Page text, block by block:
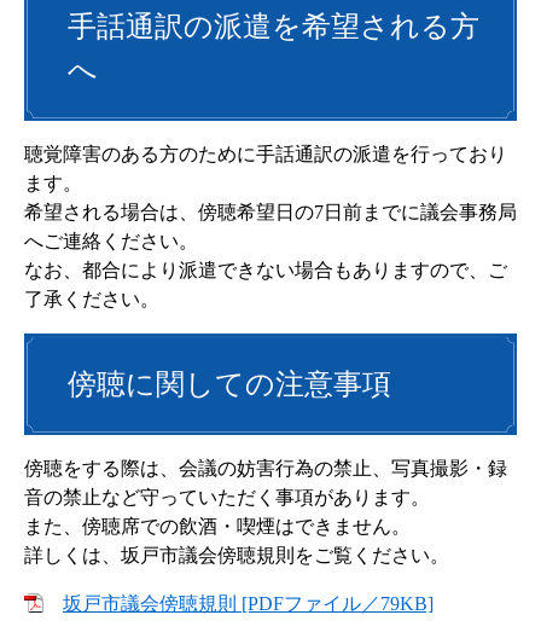
手話通訳の派遣を希望される方
へ
聴覚障害のある方のために手話通訳の派遣を行っており
ます。
希望される場合は、傍聴希望日の7日前までに議会事務局
へご連絡ください。
なお、都合により派遣できない場合もありますので、ご
了承ください。
傍聴に関しての注意事項
傍聴をする際は、会議の妨害行為の禁止、写真撮影・録
音の禁止など守っていただく事項があります。
また、傍聴席での飲酒・喫煙はできません。
詳しくは、坂戸市議会傍聴規則をご覧ください。
坂戸市議会傍聴規則 [PDFファイル／79KB]